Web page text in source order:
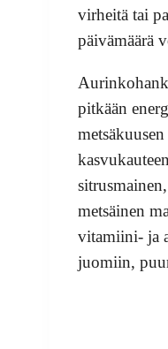
virheitä tai
päivämäärä
pitkään
metsäinen
vitamiini- ja
juomiin,